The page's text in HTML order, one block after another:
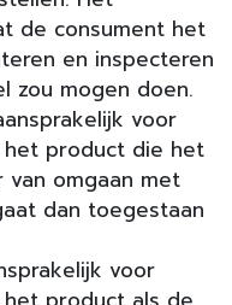
de consument het
en inspecteren
zou mogen doen.
voor
het product die het
van omgaan met
dan toegestaan
voor